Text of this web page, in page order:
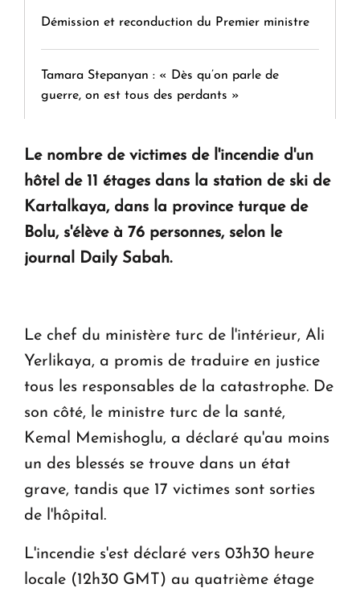
Démission et reconduction du Premier ministre
Tamara Stepanyan : « Dès qu’on parle de
guerre, on est tous des perdants »
" Tant qu'il n'existe pas d'alternative concrète, la
KASA : 30 ans d'audace, de résilience et d'avenir
en Arménie
Le nombre de victimes de l'incendie d'un
hôtel de 11 étages dans la station de ski de
Kartalkaya, dans la province turque de
Bolu, s'élève à 76 personnes, selon le
journal Daily Sabah.
Le chef du ministère turc de l'intérieur, Ali
Yerlikaya, a promis de traduire en justice
tous les responsables de la catastrophe. De
son côté, le ministre turc de la santé,
Kemal Memishoglu, a déclaré qu'au moins
un des blessés se trouve dans un état
grave, tandis que 17 victimes sont sorties
de l'hôpital.
L'incendie s'est déclaré vers 03h30 heure
locale (12h30 GMT) au quatrième étage